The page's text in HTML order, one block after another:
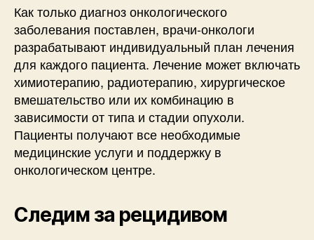
Как только диагноз онкологического
заболевания поставлен, врачи-онкологи
разрабатывают индивидуальный план лечения
для каждого пациента. Лечение может включать
химиотерапию, радиотерапию, хирургическое
вмешательство или их комбинацию в
зависимости от типа и стадии опухоли.
Пациенты получают все необходимые
медицинские услуги и поддержку в
онкологическом центре.
Следим за рецидивом